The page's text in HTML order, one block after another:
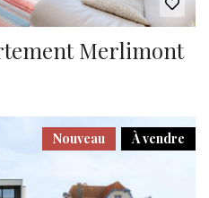
Merlimont
À vendre
Nouveau